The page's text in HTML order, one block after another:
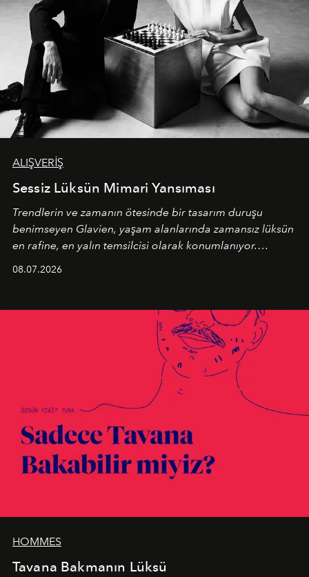
ALIŞVERİŞ
Sessiz Lüksün Mimari Yansıması
Trendlerin ve zamanın ötesinde bir tasarım duruşu
benimseyen Glavien, yaşam alanlarında zamansız lüksün
en rafine, en yalın temsilcisi olarak konumlanıyor.
08.07.2026
HOMMES
Tavana Bakmanın Lüksü